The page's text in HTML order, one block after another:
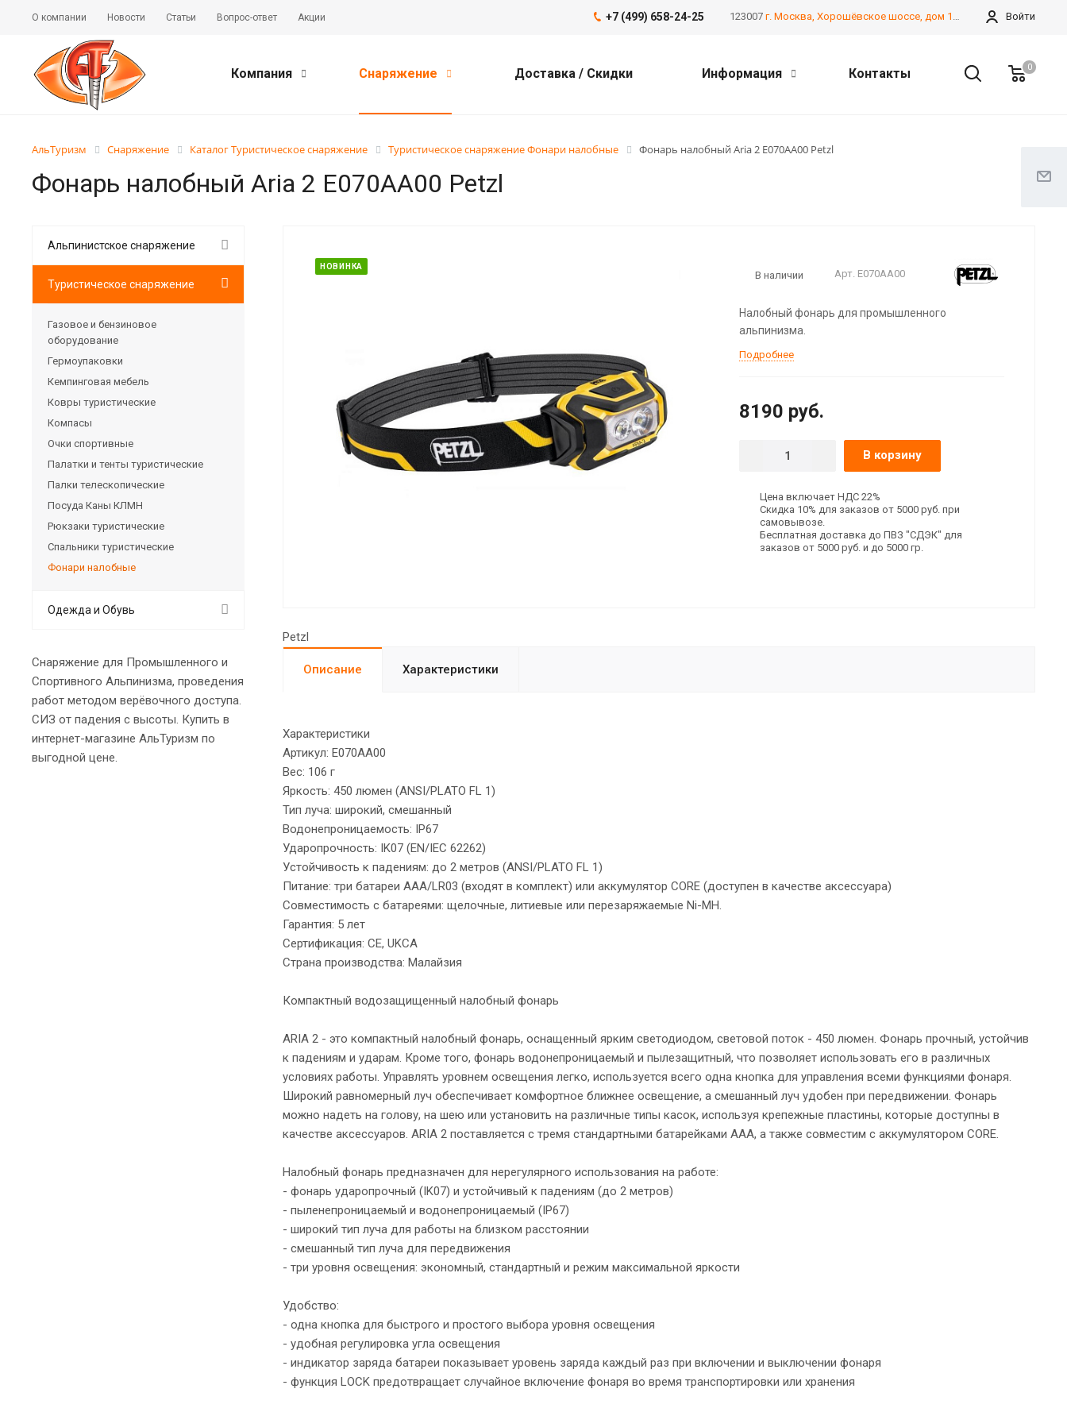
О компании Новости Статьи Вопрос-ответ Акции Войти
123007 г. Москва, Хорошёвское шоссе, дом 13А, корпус 2
+7 (499) 658-24-25
0
Компания Снаряжение Доставка / Скидки Информация Контакты
АльТуризм Снаряжение Каталог Туристическое снаряжение Туристическое снаряжение Фонари налобные Фонарь налобный Aria 2 E070AA00 Petzl
Фонарь налобный Aria 2 E070AA00 Petzl
НОВИНКА
В наличии Арт. E070AA00
Налобный фонарь для промышленного
альпинизма.
Подробнее
8190 руб.
В корзину
Цена включает НДС 22%
Скидка 10% для заказов от 5000 руб. при
самовывозе.
Бесплатная доставка до ПВЗ "СДЭК" для
заказов от 5000 руб. и до 5000 гр.
Petzl
Описание Характеристики
Характеристики
Артикул: E070AA00
Вес: 106 г
Яркость: 450 люмен (ANSI/PLATO FL 1)
Тип луча: широкий, смешанный
Водонепроницаемость: IP67
Ударопрочность: IK07 (EN/IEC 62262)
Устойчивость к падениям: до 2 метров (ANSI/PLATO FL 1)
Питание: три батареи AAA/LR03 (входят в комплект) или аккумулятор CORE (доступен в качестве аксессуара)
Совместимость с батареями: щелочные, литиевые или перезаряжаемые Ni-MH.
Гарантия: 5 лет
Сертификация: CE, UKCA
Страна производства: Малайзия
Компактный водозащищенный налобный фонарь
ARIA 2 - это компактный налобный фонарь, оснащенный ярким светодиодом, световой поток - 450 люмен. Фонарь прочный, устойчив
к падениям и ударам. Кроме того, фонарь водонепроницаемый и пылезащитный, что позволяет использовать его в различных
условиях работы. Управлять уровнем освещения легко, используется всего одна кнопка для управления всеми функциями фонаря.
Широкий равномерный луч обеспечивает комфортное ближнее освещение, а смешанный луч удобен при передвижении. Фонарь
можно надеть на голову, на шею или установить на различные типы касок, используя крепежные пластины, которые доступны в
качестве аксессуаров. ARIA 2 поставляется с тремя стандартными батарейками ААА, а также совместим с аккумулятором CORE.
Налобный фонарь предназначен для нерегулярного использования на работе:
- фонарь ударопрочный (IK07) и устойчивый к падениям (до 2 метров)
- пыленепроницаемый и водонепроницаемый (IP67)
- широкий тип луча для работы на близком расстоянии
- смешанный тип луча для передвижения
- три уровня освещения: экономный, стандартный и режим максимальной яркости
Удобство:
- одна кнопка для быстрого и простого выбора уровня освещения
- удобная регулировка угла освещения
- индикатор заряда батареи показывает уровень заряда каждый раз при включении и выключении фонаря
- функция LOCK предотвращает случайное включение фонаря во время транспортировки или хранения
Альпинистское снаряжение
Туристическое снаряжение
Газовое и бензиновое
оборудование
Гермоупаковки
Кемпинговая мебель
Ковры туристические
Компасы
Очки спортивные
Палатки и тенты туристические
Палки телескопические
Посуда Каны КЛМН
Рюкзаки туристические
Спальники туристические
Фонари налобные
Одежда и Обувь
Снаряжение для Промышленного и
Спортивного Альпинизма, проведения
работ методом верёвочного доступа.
СИЗ от падения с высоты. Купить в
интернет-магазине АльТуризм по
выгодной цене.